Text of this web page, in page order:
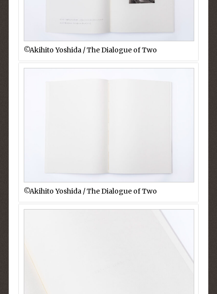
©︎Akihito Yoshida / The Dialogue of Two
©︎Akihito Yoshida / The Dialogue of Two